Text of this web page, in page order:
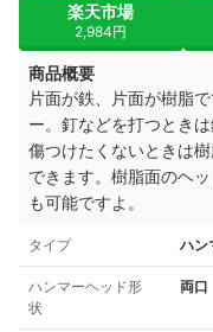
楽天市場
2,984円
商品概要
片面が鉄、片面が樹脂
ー。釘などを打つとき
傷つけたくないときは
できます。樹脂面のヘ
も可能ですよ。
タイプ ハン
ハンマーヘッド形
状
両口